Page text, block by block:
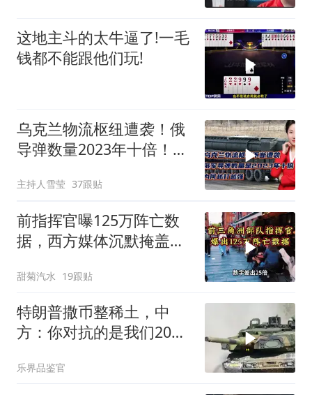
这地主斗的太牛逼了!一毛
钱都不能跟他们玩!
乌克兰物流枢纽遭袭！俄
导弹数量2023年十倍！为
主持人雪莹 37跟贴
前指挥官曝125万阵亡数
据，西方媒体沉默掩盖真
甜菊汽水 19跟贴
特朗普撒币整稀土，中
方：你对抗的是我们20年
乐界品鉴官